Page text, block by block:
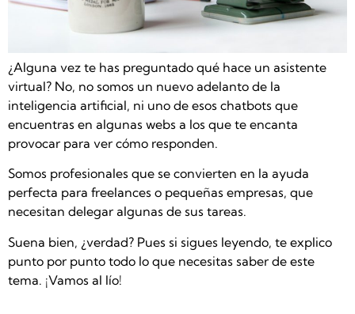
¿Alguna vez te has preguntado qué hace un asistente
virtual? No, no somos un nuevo adelanto de la
inteligencia artificial, ni uno de esos chatbots que
encuentras en algunas webs a los que te encanta
provocar para ver cómo responden.
Somos profesionales que se convierten en la ayuda
perfecta para freelances o pequeñas empresas, que
necesitan delegar algunas de sus tareas.
Suena bien, ¿verdad? Pues si sigues leyendo, te explico
punto por punto todo lo que necesitas saber de este
tema. ¡Vamos al lío!